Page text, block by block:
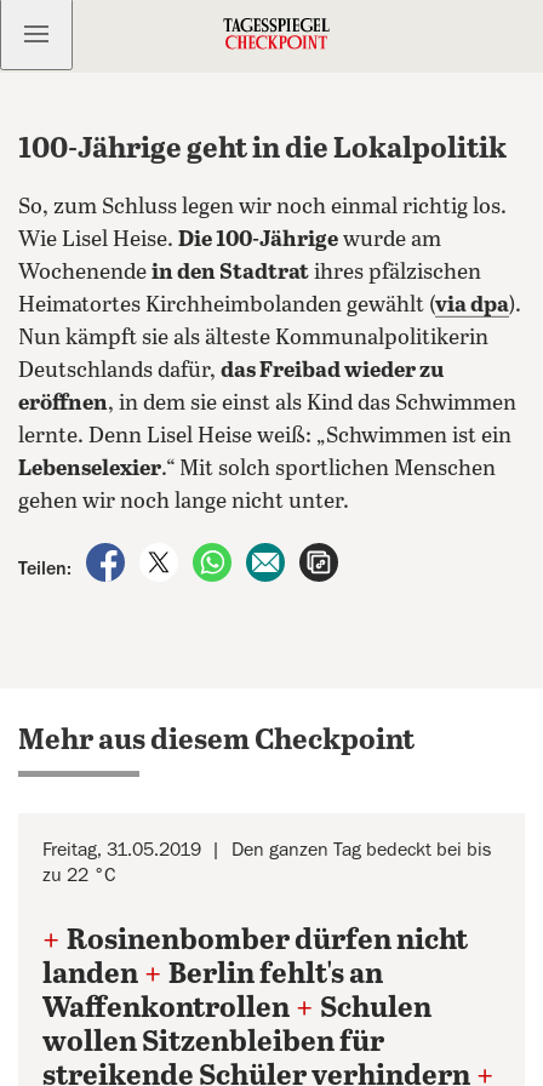
Kostenlos anmelden
100-Jährige geht in die Lokalpolitik
So, zum Schluss legen wir noch einmal richtig los.
Wie Lisel Heise. Die 100-Jährige wurde am
Wochenende in den Stadtrat ihres pfälzischen
Heimatortes Kirchheimbolanden gewählt (via dpa).
Nun kämpft sie als älteste Kommunalpolitikerin
Deutschlands dafür, das Freibad wieder zu
eröffnen, in dem sie einst als Kind das Schwimmen
lernte. Denn Lisel Heise weiß: „Schwimmen ist ein
Lebenselexier.“ Mit solch sportlichen Menschen
gehen wir noch lange nicht unter.
Teilen:
auf Facebook teilen
auf X teilenper WhatsApp teilen
per E-Mail teilen
Mehr aus diesem Checkpoint
Freitag, 31.05.2019
Den ganzen Tag bedeckt bei bis
zu 22 °C
+ Rosinenbomber dürfen nicht
landen + Berlin fehlt's an
Waffenkontrollen + Schulen
wollen Sitzenbleiben für
streikende Schüler verhindern +